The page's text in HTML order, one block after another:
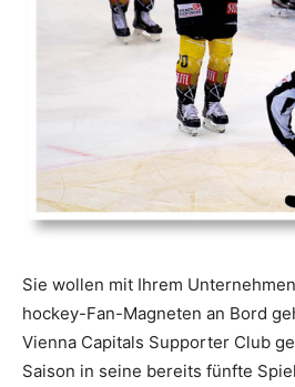
Sie wollen mit Ihrem
hockey-Fan-­Magneten an Bord
Vienna Capitals Supporter Club
Saison in seine bereits fünfte